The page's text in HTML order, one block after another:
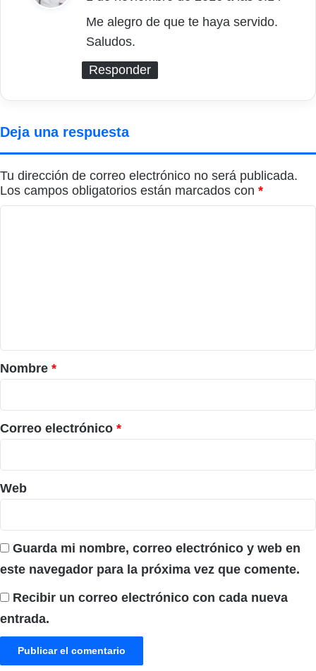
c
Me alegro de que te haya servido.
Saludos.
Responder
Deja una respuesta
Tu dirección de correo electrónico no será publicada.
Los campos obligatorios están marcados con *
r
i
o
*
Nombre *
Correo electrónico *
Web
Guarda mi nombre, correo electrónico y web en
este navegador para la próxima vez que comente.
Recibir un correo electrónico con cada nueva
entrada.